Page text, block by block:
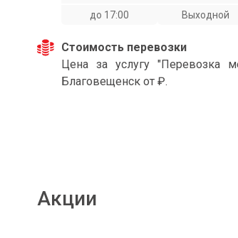
до 17:00
Выходной
Стоимость перевозки
Цена за услугу "Перевозка
Благовещенск от ₽.
Акции